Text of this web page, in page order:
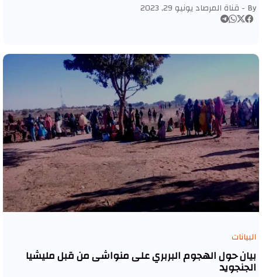
By - قناة المرصاديونيو 29, 2023
البيانات
بيان حول الهجوم البربري على منواشى من قبل مليشيا
الجنجويد